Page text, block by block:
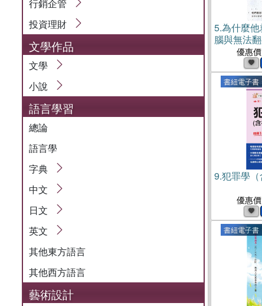
行銷企管
投資理財
文學作品
文學
小說
語言學習
總論
語言學
字典
中文
日文
英文
其他東方語言
其他西方語言
藝術設計
5.為什麼
腦與無法
優惠價
書紐電子書
9.犯罪學
優惠價
書紐電子書